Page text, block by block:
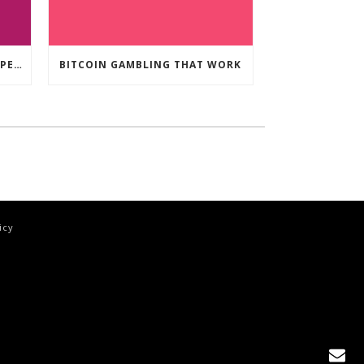
CRYPTO CURRENCY POKIES OPEN BITCOIN GAMBLING THAT WORK